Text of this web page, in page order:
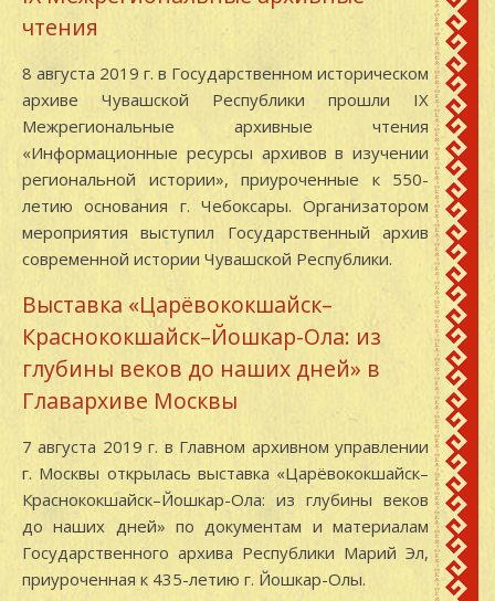
чтения
8 августа 2019 г. в Государственном историческом
архиве Чувашской Республики прошли IX
Межрегиональные архивные чтения
«Информационные ресурсы архивов в изучении
региональной истории», приуроченные к 550-
летию основания г. Чебоксары. Организатором
мероприятия выступил Государственный архив
современной истории Чувашской Республики.
Выставка «Царёвококшайск–
Краснококшайск–Йошкар-Ола: из
глубины веков до наших дней» в
Главархиве Москвы
7 августа 2019 г. в Главном архивном управлении
г. Москвы открылась выставка «Царёвококшайск–
Краснококшайск–Йошкар-Ола: из глубины веков
до наших дней» по документам и материалам
Государственного архива Республики Марий Эл,
приуроченная к 435-летию г. Йошкар-Олы.